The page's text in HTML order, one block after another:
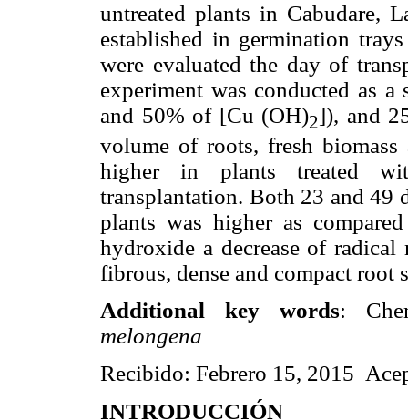
untreated plants in Cabudare,
established in germination
were evaluated the day of
experiment was conducted as
and 50% of [Cu (OH)2]), and
volume of roots, fresh
higher in plants treated
transplantation. Both 23 and 49
plants was higher as
hydroxide a decrease of radical
fibrous, dense and compact root
Additional key words:
melongena
Recibido: Febrero 15, 2015
INTRODUCCIÓN